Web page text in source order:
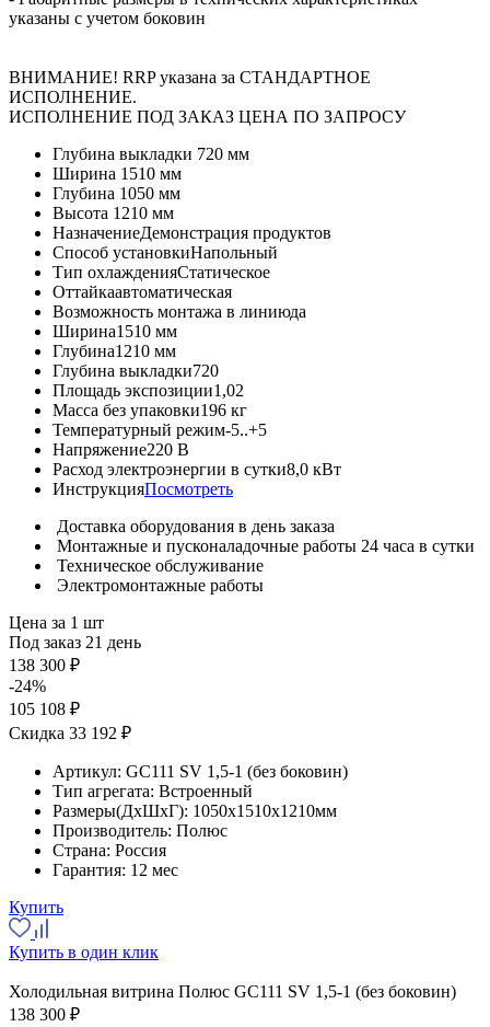
указаны с учетом боковин
ВНИМАНИЕ! RRP указана за СТАНДАРТНОЕ
ИСПОЛНЕНИЕ.
ИСПОЛНЕНИЕ ПОД ЗАКАЗ ЦЕНА ПО ЗАПРОСУ
Глубина выкладки 720 мм
Ширина 1510 мм
Глубина 1050 мм
Высота 1210 мм
НазначениеДемонстрация продуктов
Способ установкиНапольный
Тип охлажденияСтатическое
Оттайкаавтоматическая
Возможность монтажа в линиюда
Ширина1510 мм
Глубина1210 мм
Глубина выкладки720
Площадь экспозиции1,02
Масса без упаковки196 кг
Температурный режим-5..+5
Напряжение220 В
Расход электроэнергии в сутки8,0 кВт
ИнструкцияПосмотреть
Доставка оборудования в день заказа
Монтажные и пусконаладочные работы 24 часа в сутки
Техническое обслуживание
Электромонтажные работы
Цена за 1 шт
Под заказ 21 день
138 300 ₽
-24%
105 108 ₽
Скидка 33 192 ₽
Артикул: GC111 SV 1,5-1 (без боковин)
Тип агрегата: Встроенный
Размеры(ДхШхГ): 1050x1510x1210мм
Производитель: Полюс
Страна: Россия
Гарантия: 12 мес
Купить
Купить в один клик
Холодильная витрина Полюс GC111 SV 1,5-1 (без боковин)
138 300 ₽